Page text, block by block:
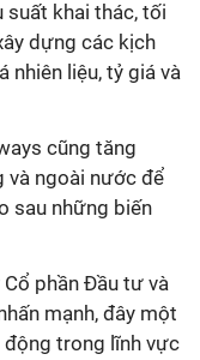
suất khai thác, tối
dựng các kịch
nhiên liệu, tỷ giá và
cũng tăng
và ngoài nước để
sau những biến
phần Đầu tư và
mạnh, đây một
trong lĩnh vực